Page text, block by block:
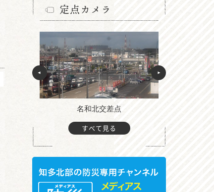
定点カメラ
名和北交差点
すべて見る